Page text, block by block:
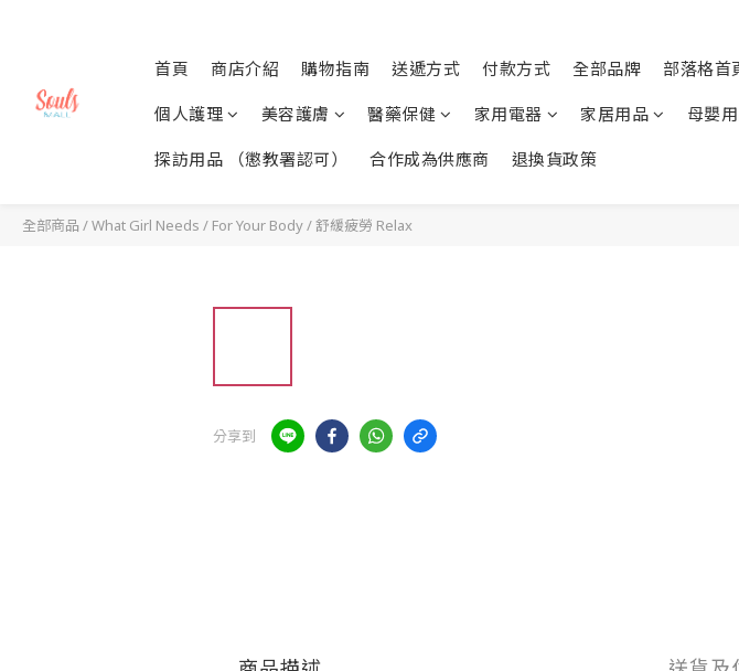
首頁 商店介紹 購物指南 送遞方式 付款方式 全部品牌 部落格首
個人護理 美容護膚 醫藥保健 家用電器 家居用品 母嬰
探訪用品 （懲教署認可） 合作成為供應商 退換貨政策
全部商品 /What Girl Needs / For Your Body/舒緩疲勞 Relax
分享到